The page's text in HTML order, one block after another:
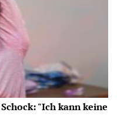
"Ich kann keine